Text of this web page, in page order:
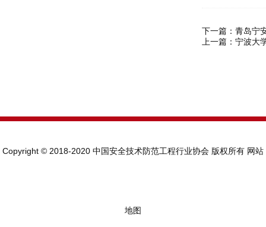
下一篇： 青岛宁
上一篇： 宁波大
Copyright © 2018-2020 中国安全技术防范工程行业协会 版权所有 网站
地图